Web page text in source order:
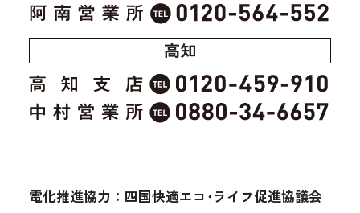
高知
電化推進協力：四国快適エコ･ライフ促進協議会